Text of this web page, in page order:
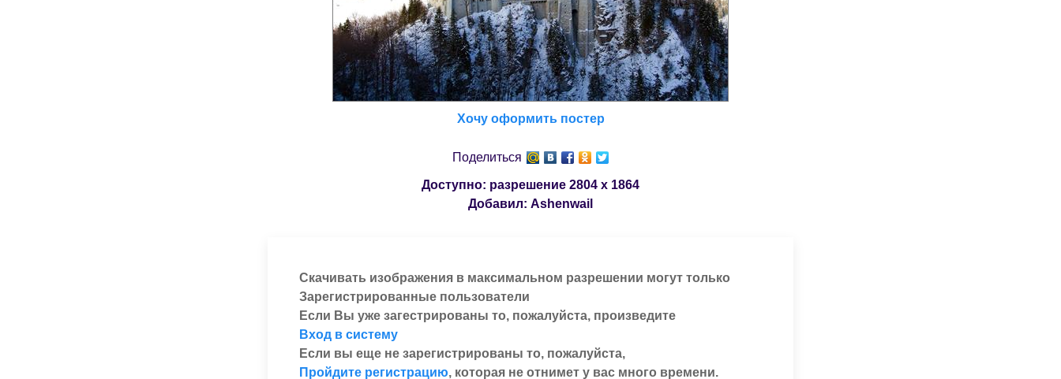
Хочу оформить постер
Поделиться
Доступно: разрешение 2804 x 1864
Добавил: Ashenwail
Скачивать изображения в максимальном разрешении могут только
Зарегистрированные пользователи
Если Вы уже загестрированы то, пожалуйста, произведите
Вход в систему
Если вы еще не зарегистрированы то, пожалуйста,
Пройдите регистрацию, которая не отнимет у вас много времени.